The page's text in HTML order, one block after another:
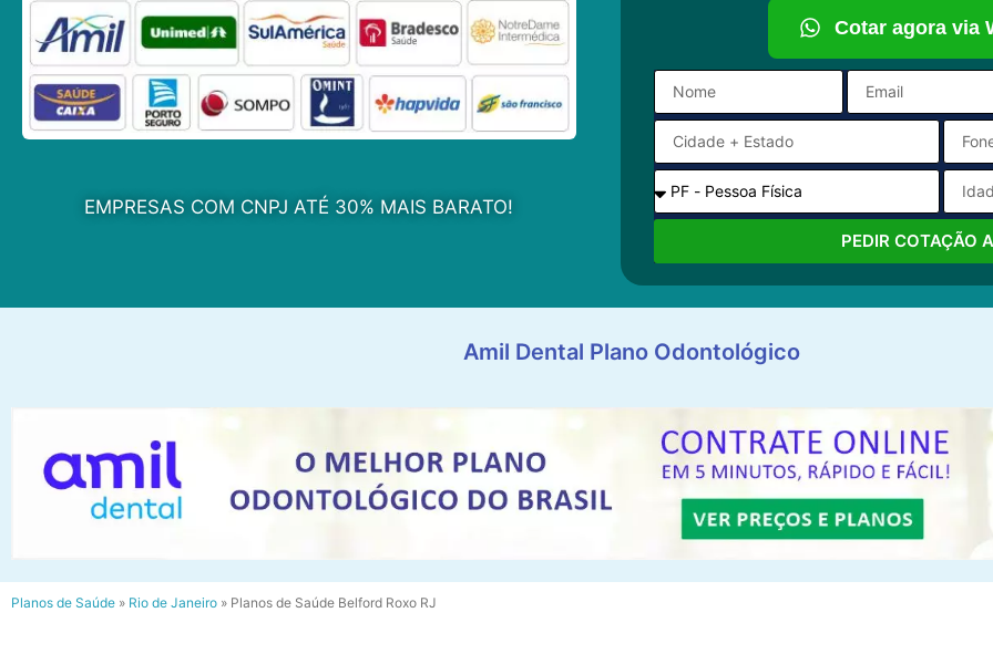
EMPRESAS COM CNPJ ATÉ 30% MAIS BARATO!
Cotar agora via
PEDIR COTAÇÃO
Amil Dental Plano Odontológico
Planos de Saúde » Rio de Janeiro » Planos de Saúde Belford Roxo RJ